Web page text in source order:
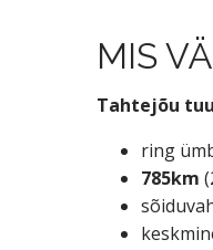
MIS
Tahtejõu
ring
785km